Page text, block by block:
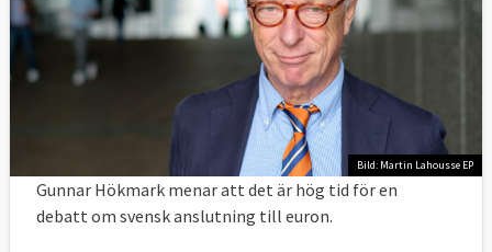
Bild: Martin Lahousse EP
Gunnar Hökmark menar att det är hög tid för en
debatt om svensk anslutning till euron.